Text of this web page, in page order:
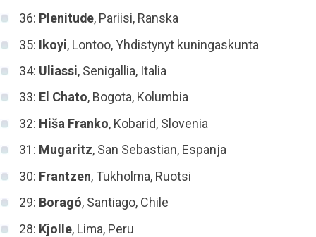
36: Plenitude, Pariisi, Ranska
35: Ikoyi, Lontoo, Yhdistynyt kuningaskunta
34: Uliassi, Senigallia, Italia
33: El Chato, Bogota, Kolumbia
32: Hiša Franko, Kobarid, Slovenia
31: Mugaritz, San Sebastian, Espanja
30: Frantzen, Tukholma, Ruotsi
29: Boragó, Santiago, Chile
28: Kjolle, Lima, Peru